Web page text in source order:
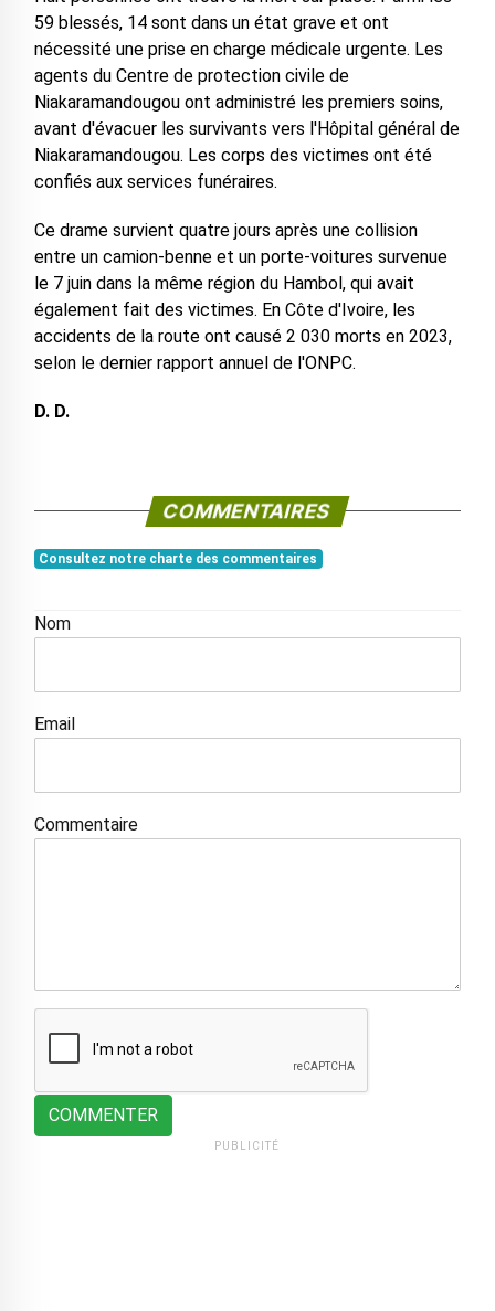
59 blessés, 14 sont dans un état grave et ont
nécessité une prise en charge médicale urgente. Les
agents du Centre de protection civile de
Niakaramandougou ont administré les premiers soins,
avant d'évacuer les survivants vers l'Hôpital général de
Niakaramandougou. Les corps des victimes ont été
confiés aux services funéraires.
Ce drame survient quatre jours après une collision
entre un camion-benne et un porte-voitures survenue
le 7 juin dans la même région du Hambol, qui avait
également fait des victimes. En Côte d'Ivoire, les
accidents de la route ont causé 2 030 morts en 2023,
selon le dernier rapport annuel de l'ONPC.
D. D.
COMMENTAIRES
Consultez notre charte des commentaires
Nom
Email
Commentaire
COMMENTER
PUBLICITÉ